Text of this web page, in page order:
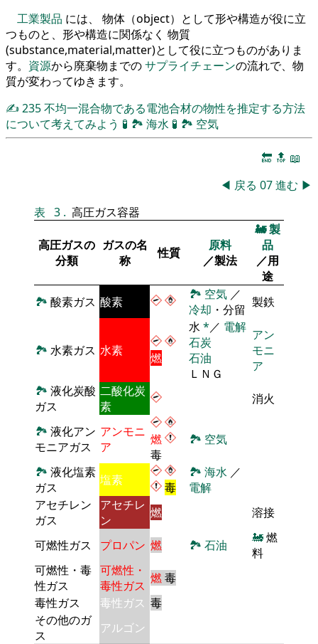
工業製品 には、 物体（object）として形や構造が役に立
つものと、形や構造に関係なく 物質
(substance,material,matter)として役に立つものがありま
す。 資源から廃棄物までのサプライチェーンの流れで、物
質が変わってゆきます。
✍ 235不均一混合物である電池合材の物性を推定する方法
について考えてみよう 🧪 🏞 海水 🧪 🏞 空気
🔚 🔝 📖
◀ 戻る 07進む ▶
表 3 . 高圧ガス容器
高圧ガスの
分類
ガスの名
称
性質
原料
／製法
🚂製
品
／用
途
🏞 酸素ガス 酸素 🏞 空気 ／
冷却 ・分留 製鉄
🏞 水素ガス 水素 燃
水 *／ 電解
石炭
石油
ＬＮＧ
アン
モニ
ア
🏞 液化炭酸
ガス
二酸化炭
素
消火
🏞 液化アン
モニアガス
アンモニ
ア
燃
毒
🏞 空気
🏞 液化塩素
ガス
塩素 毒
🏞 海水 ／
電解
アセチレン
ガス
アセチレ
ン
燃 溶接
可燃性ガス プロパン 燃 🏞 石油 🚂燃
料
可燃性・毒
性ガス
可燃性・
毒性ガス 燃毒
毒性ガス
毒性ガス 毒
その他のガ
ス
アルゴン